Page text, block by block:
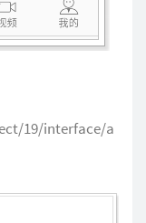
19/interface/a